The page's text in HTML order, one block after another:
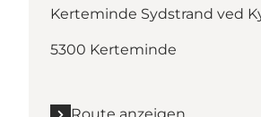
Kerteminde Sydstrand ved
5300 Kerteminde